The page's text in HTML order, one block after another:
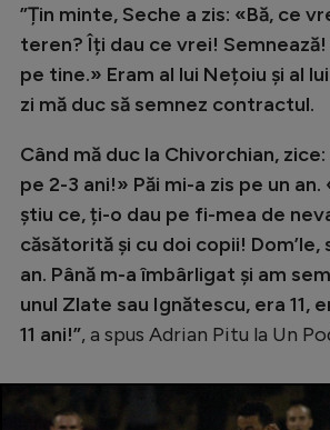
”Țin minte, Seche a zis: «Bă, ce
teren? Îți dau ce vrei!
pe tine.» Eram al lui Nețoiu și al
zi mă duc să semnez contractul.
Când mă duc la Chivorchian,
pe 2-3 ani!» Păi mi-a zis pe un an.
știu ce, ți-o dau pe fi-mea de
căsătorită și cu doi copii! Dom’le,
an. Până m-a îmbârligat și am
unul Zlate sau Ignătescu, era 11,
11 ani!”, a spus Adrian Pitu la Un